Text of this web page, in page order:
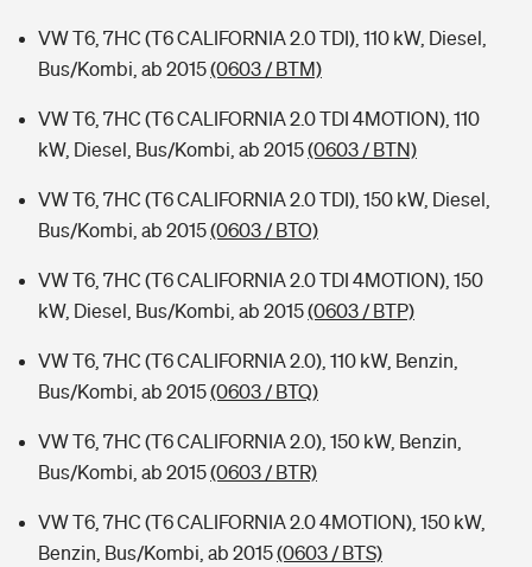
Sie haben Fragen?
Zur Übersicht
Tools
Kinderunfall-Check: Mehr Sicherheit für deine Kids
Sie haben Fragen?
VW T6, 7HC (T6 CALIFORNIA 2.0 TDI), 110 kW, Diesel,
Bus/Kombi, ab 2015(0603 / BTM)
VW T6, 7HC (T6 CALIFORNIA 2.0 TDI 4MOTION), 110
kW, Diesel, Bus/Kombi, ab 2015(0603 / BTN)
VW T6, 7HC (T6 CALIFORNIA 2.0 TDI), 150 kW, Diesel,
Bus/Kombi, ab 2015(0603 / BTO)
VW T6, 7HC (T6 CALIFORNIA 2.0 TDI 4MOTION), 150
kW, Diesel, Bus/Kombi, ab 2015(0603 / BTP)
VW T6, 7HC (T6 CALIFORNIA 2.0), 110 kW, Benzin,
Bus/Kombi, ab 2015(0603 / BTQ)
VW T6, 7HC (T6 CALIFORNIA 2.0), 150 kW, Benzin,
Bus/Kombi, ab 2015(0603 / BTR)
VW T6, 7HC (T6 CALIFORNIA 2.0 4MOTION), 150 kW,
Benzin, Bus/Kombi, ab 2015(0603 / BTS)